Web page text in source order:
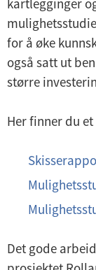
kartlegginger
for å øke
også satt ut
større
Her finner du
f
Det gode